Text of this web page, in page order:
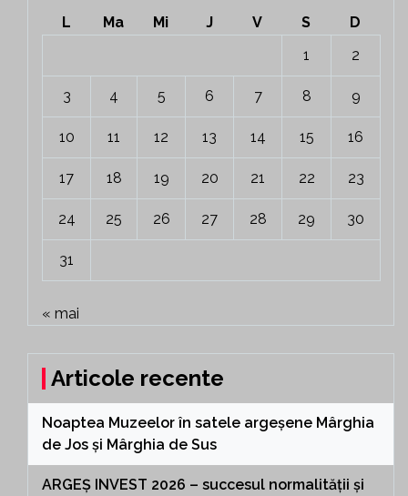
L Ma Mi J V S
D
1
2
3 4 5 6 7 8 9
10 11 12 13 14 15 16
17 18 19 20 21 22 23
24 25 26 27 28 29 30
31
« mai
Articole recente
Noaptea Muzeelor în satele argeșene Mârghia
de Jos și Mârghia de Sus
ARGEȘ INVEST 2026 – succesul normalității și